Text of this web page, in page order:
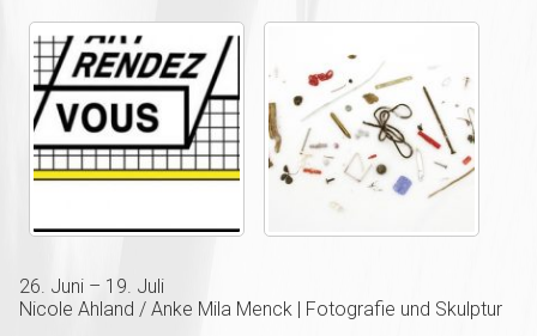
26. Juni – 19. Juli
Nicole Ahland / Anke Mila Menck | Fotografie und Skulptur